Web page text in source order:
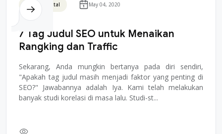
Bisnis Digital May 04, 2020
7 Tag Judul SEO untuk Menaikan
Rangking dan Traffic
Sekarang, Anda mungkin bertanya pada diri sendiri,
"Apakah tag judul masih menjadi faktor yang penting di
SEO?" Jawabannya adalah Iya. Kami telah melakukan
banyak studi korelasi di masa lalu. Studi-st...